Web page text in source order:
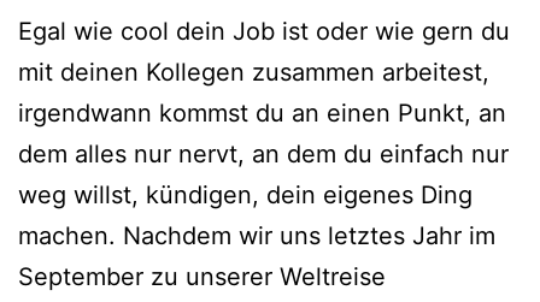
Egal wie cool dein Job ist oder wie gern du
mit deinen Kollegen zusammen arbeitest,
irgendwann kommst du an einen Punkt, an
dem alles nur nervt, an dem du einfach nur
weg willst, kündigen, dein eigenes Ding
machen. Nachdem wir uns letztes Jahr im
September zu unserer Weltreise